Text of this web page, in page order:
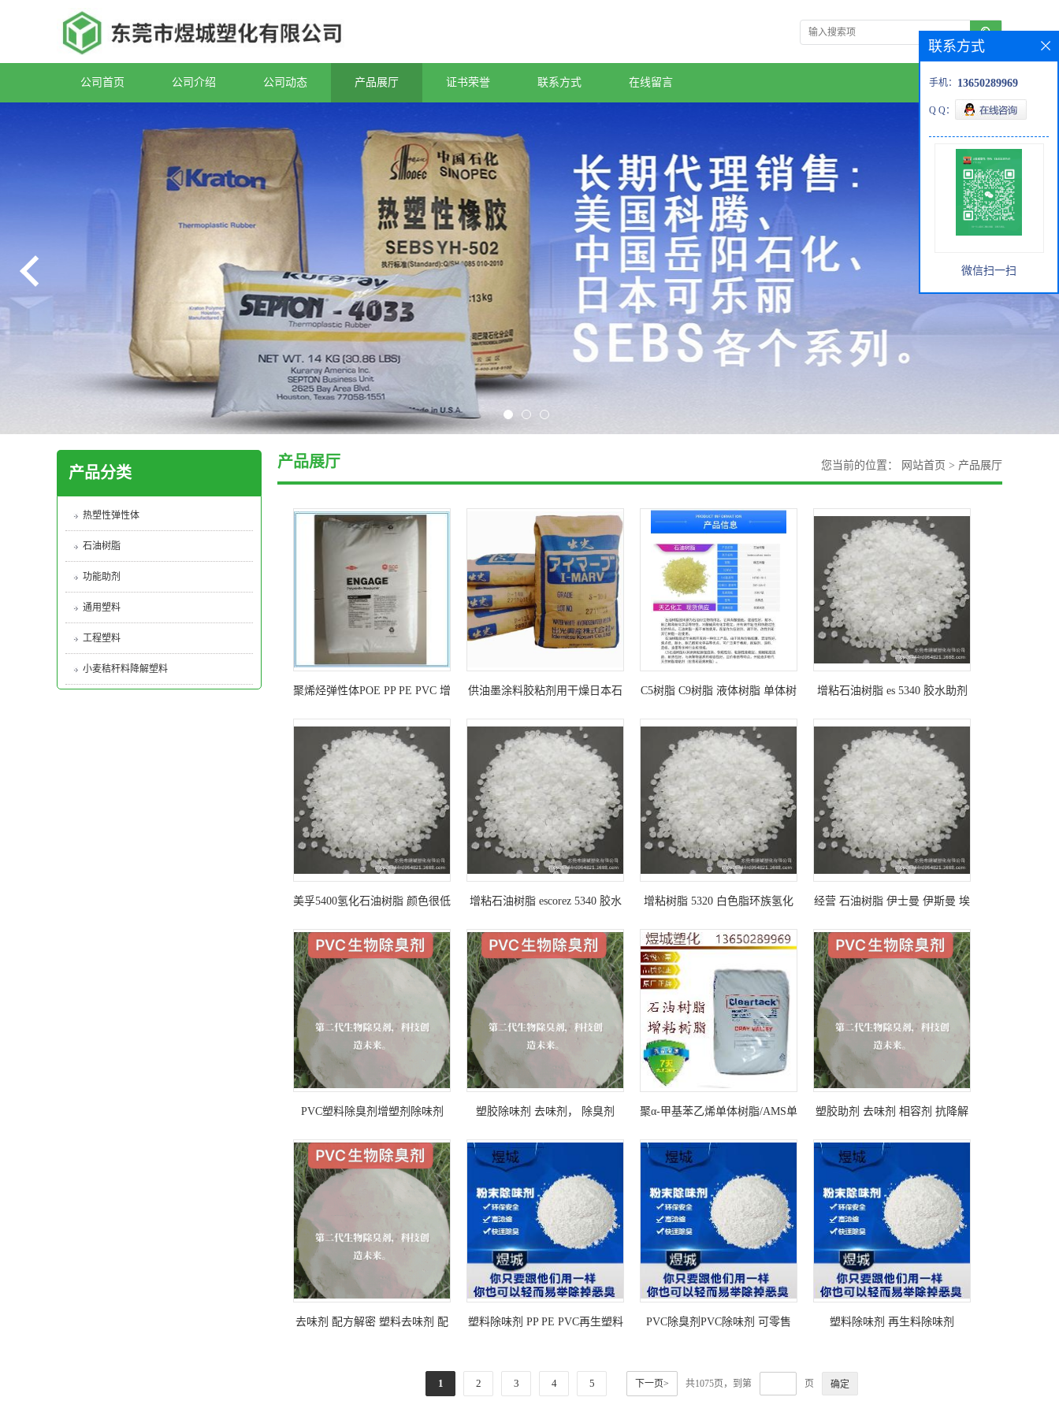
公司首页 公司介绍 公司动态 产品展厅 证书荣誉 联系方式 在线留言
产品分类
热塑性弹性体
石油树脂
功能助剂
通用塑料
工程塑料
小麦秸秆料降解塑料
产品展厅 您当前的位置： 网站首页 > 产品展厅
聚烯烃弹性体POE PP PE PVC 增
供油墨涂料胶粘剂用干燥日本石
C5树脂 C9树脂 液体树脂 单体树
克雷威利 增粘树脂 增粘剂 增稠
剂 热熔胶 油墨 涂料 橡胶 胶黏
剂
增粘石油树脂 es 5340 胶水助剂
美孚5400氢化石油树脂 颜色很低
增粘石油树脂 escorez 5340 胶水
增粘树脂 5320 白色脂环族氢化
经营 石油树脂 伊士曼 伊斯曼 埃
脂 松香树脂 氢化石油树脂
PVC塑料除臭剂增塑剂除味剂
取样
塑胶除味剂 去味剂， 除臭剂
加比例千分之二左右。
聚α-甲基苯乙烯单体树脂/AMS单
塑胶助剂 去味剂 相容剂 抗降解
雾面剂 分散剂 阻燃剂
去味剂 配方解密 塑料去味剂 配
塑料除味剂 PP PE PVC再生塑料
PVC除臭剂PVC除味剂 可零售
塑料除味剂 再生料除味剂
1
2 3 4 5 下一页> 共1075页，到第 页
联系方式
手机： 13650289969
Q Q：
微信扫一扫